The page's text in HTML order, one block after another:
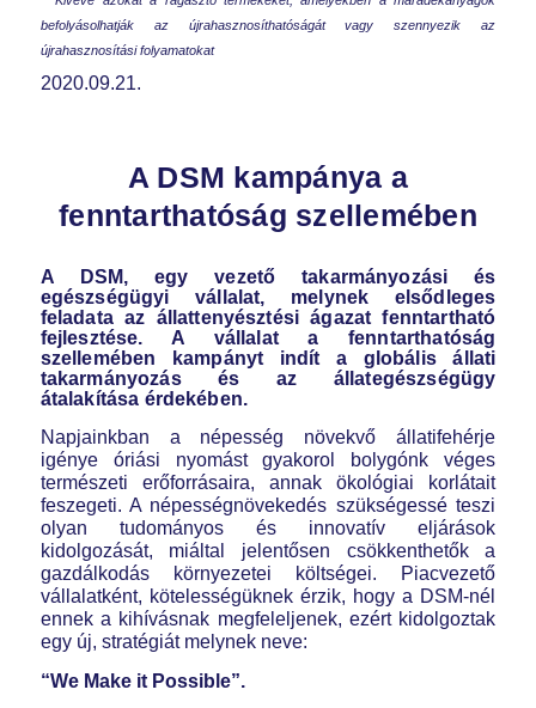
befolyásolhatják az újrahasznosíthatóságát vagy szennyezik az
újrahasznosítási folyamatokat
2020.09.21.
A DSM kampánya a
fenntarthatóság szellemében
A DSM, egy vezető takarmányozási és
egészségügyi vállalat, melynek elsődleges
feladata az állattenyésztési ágazat fenntartható
fejlesztése. A vállalat a fenntarthatóság
szellemében kampányt indít a globális állati
takarmányozás és az állategészségügy
átalakítása érdekében.
Napjainkban a népesség növekvő állatifehérje
igénye óriási nyomást gyakorol bolygónk véges
természeti erőforrásaira, annak ökológiai korlátait
feszegeti. A népességnövekedés szükségessé teszi
olyan tudományos és innovatív eljárások
kidolgozását, miáltal jelentősen csökkenthetők a
gazdálkodás környezetei költségei. Piacvezető
vállalatként, kötelességüknek érzik, hogy a DSM-nél
ennek a kihívásnak megfeleljenek, ezért kidolgoztak
egy új, stratégiát melynek neve:
“We Make it Possible”.